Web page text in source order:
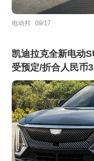
电动邦 09/17
凯迪拉克全新电动
受预定/折合人民币